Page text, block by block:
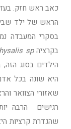
כאב ראש חזק.
הראש של ילד
בסקרי המעבדה
בקרציהsp
הילדים בסוג הזה,
היא שונה בכל
שאזורי הצוואר
רגישים הרבה
שהגדרת קרציות